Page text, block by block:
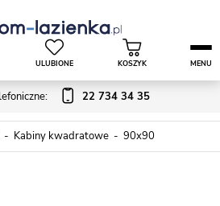
22 734 34 35
ULUBIONE KOSZYK MENU
Kabiny kwadratowe 90x90